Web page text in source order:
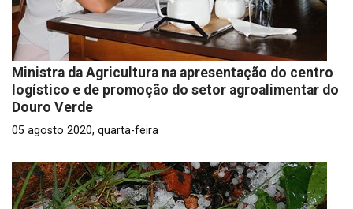
Ministra da Agricultura na apresentação do centro
logístico e de promoção do setor agroalimentar do
Douro Verde
05 agosto 2020, quarta-feira